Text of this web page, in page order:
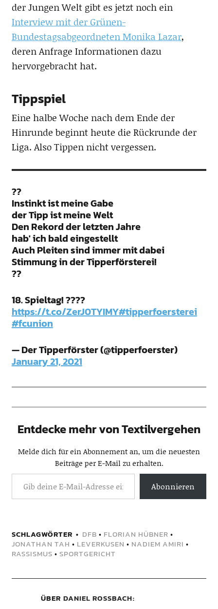
der Jungen Welt gibt es jetzt noch ein
Interview mit der Grünen-
Bundestagsabgeordneten Monika Lazar,
deren Anfrage Informationen dazu
hervorgebracht hat.
Tippspiel
Eine halbe Woche nach dem Ende der
Hinrunde beginnt heute die Rückrunde der
Liga. Also Tippen nicht vergessen.
??
Instinkt ist meine Gabe
der Tipp ist meine Welt
Den Rekord der letzten Jahre
hab' ich bald eingestellt
Auch Pleiten sind immer mit dabei
Stimmung in der Tipperförsterei!
??
18. Spieltag! ????
https://t.co/ZerJ0TYIMY#tipperfoersterei
#fcunion
— Der Tipperförster (@tipperfoerster)
January 21, 2021
Entdecke mehr von Textilvergehen
Melde dich für ein Abonnement an, um die neuesten
Beiträge per E-Mail zu erhalten.
Abonnieren
SCHLAGWÖRTER DFB • FLORIAN HÜBNER •
JONATHAN TAH • LEVERKUSEN • NADIEM AMIRI •
RASSISMUS • SPORTGERICHT
ÜBER DANIEL ROSSBACH